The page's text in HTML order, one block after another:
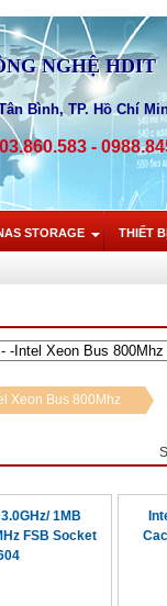
NGHỆ HDIT
Bình, TP. Hồ Chí
-
STORAGE THIẾT
Xeon Bus 800Mhz
1MB
FSB Socket